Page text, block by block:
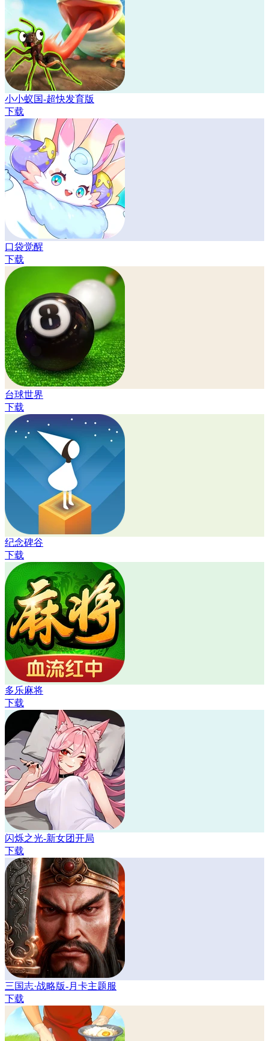
小小蚁国-超快发育版
下载
口袋觉醒
下载
台球世界
下载
纪念碑谷
下载
多乐麻将
下载
闪烁之光-新女团开局
下载
三国志·战略版-月卡主题服
下载